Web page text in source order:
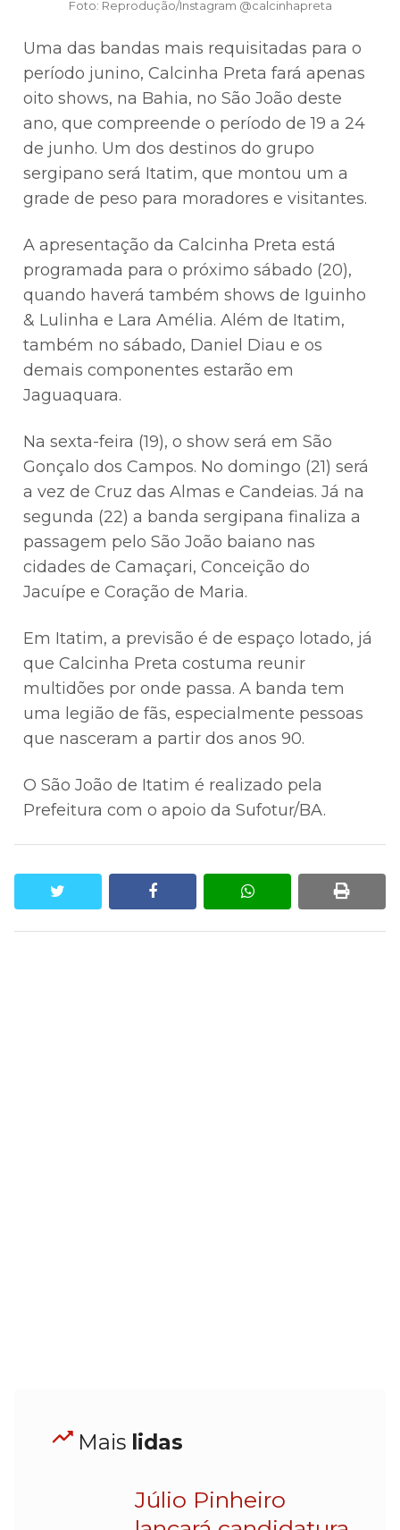
Foto: Reprodução/Instagram @calcinhapreta
Uma das bandas mais requisitadas para o
período junino, Calcinha Preta fará apenas
oito shows, na Bahia, no São João deste
ano, que compreende o período de 19 a 24
de junho. Um dos destinos do grupo
sergipano será Itatim, que montou um a
grade de peso para moradores e visitantes.
A apresentação da Calcinha Preta está
programada para o próximo sábado (20),
quando haverá também shows de Iguinho
& Lulinha e Lara Amélia. Além de Itatim,
também no sábado, Daniel Diau e os
demais componentes estarão em
Jaguaquara.
Na sexta-feira (19), o show será em São
Gonçalo dos Campos. No domingo (21) será
a vez de Cruz das Almas e Candeias. Já na
segunda (22) a banda sergipana finaliza a
passagem pelo São João baiano nas
cidades de Camaçari, Conceição do
Jacuípe e Coração de Maria.
Em Itatim, a previsão é de espaço lotado, já
que Calcinha Preta costuma reunir
multidões por onde passa. A banda tem
uma legião de fãs, especialmente pessoas
que nasceram a partir dos anos 90.
O São João de Itatim é realizado pela
Prefeitura com o apoio da Sufotur/BA.
facebook whatsapp print
Mais lidas
Júlio Pinheiro